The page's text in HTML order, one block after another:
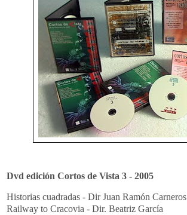
Dvd edición Cortos de Vista 3 - 2005
Historias cuadradas - Dir Juan Ramón Carneros
Railway to Cracovia - Dir. Beatriz García